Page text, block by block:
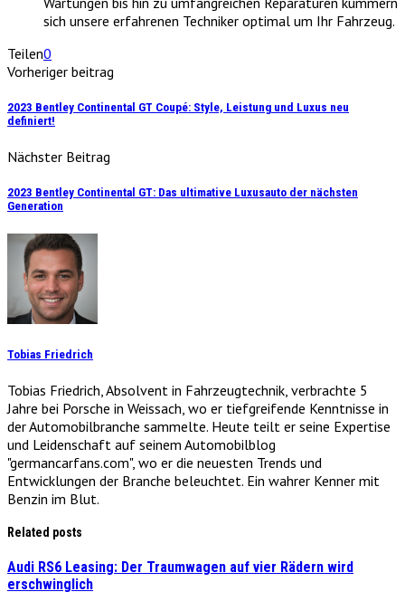
sich unsere erfahrenen Techniker optimal um Ihr Fahrzeug.
Teilen0
Vorheriger beitrag
2023 Bentley Continental GT Coupé: Style, Leistung und Luxus neu
definiert!
Nächster Beitrag
2023 Bentley Continental GT: Das ultimative Luxusauto der nächsten
Generation
Tobias Friedrich
Tobias Friedrich, Absolvent in Fahrzeugtechnik, verbrachte 5
Jahre bei Porsche in Weissach, wo er tiefgreifende Kenntnisse in
der Automobilbranche sammelte. Heute teilt er seine Expertise
und Leidenschaft auf seinem Automobilblog
"germancarfans.com", wo er die neuesten Trends und
Entwicklungen der Branche beleuchtet. Ein wahrer Kenner mit
Benzin im Blut.
Related posts
Audi RS6 Leasing: Der Traumwagen auf vier Rädern wird
erschwinglich